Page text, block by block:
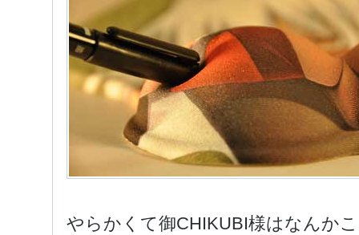
やらかくて御CHIKUBI様はなんか